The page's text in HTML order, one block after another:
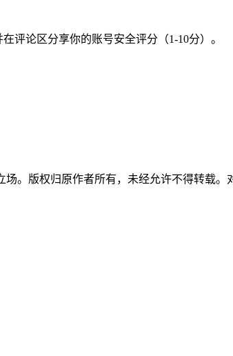
评论区分享你的账号安全评分（1-10分）。
。版权归原作者所有，未经允许不得转载。